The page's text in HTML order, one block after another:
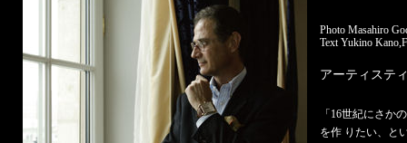
Photo Masahiro
Text Yukino
アーティステ
「16世紀にさか
を作 りたい、と